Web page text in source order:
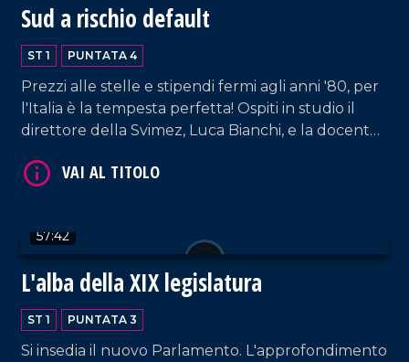
Sud a rischio default
ST 1 PUNTATA 4
Prezzi alle stelle e stipendi fermi agli anni '80, per
l'Italia è la tempesta perfetta! Ospiti in studio il
direttore della Svimez, Luca Bianchi, e la docente
Francesca Moraci.
57:42
L'alba della XIX legislatura
ST 1 PUNTATA 3
Si insedia il nuovo Parlamento. L'approfondimento